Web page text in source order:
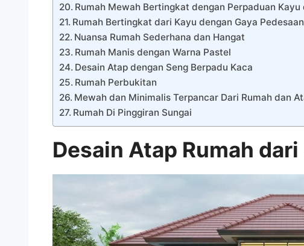
Rumah Mewah Bertingkat dengan Perpaduan Kayu
Rumah Bertingkat dari Kayu dengan Gaya Pedesaan
Nuansa Rumah Sederhana dan Hangat
Rumah Manis dengan Warna Pastel
Desain Atap dengan Seng Berpadu Kaca
Rumah Perbukitan
Mewah dan Minimalis Terpancar Dari Rumah dan
Rumah Di Pinggiran Sungai
Desain Atap Rumah